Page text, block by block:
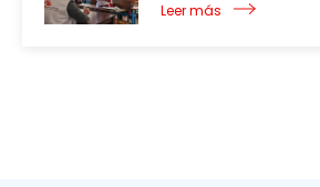
Leer más